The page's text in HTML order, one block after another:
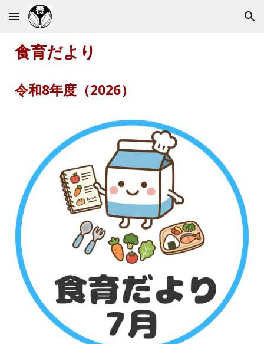
Skip to main content Skip to navigation
食育だより
令和8年度（2026）